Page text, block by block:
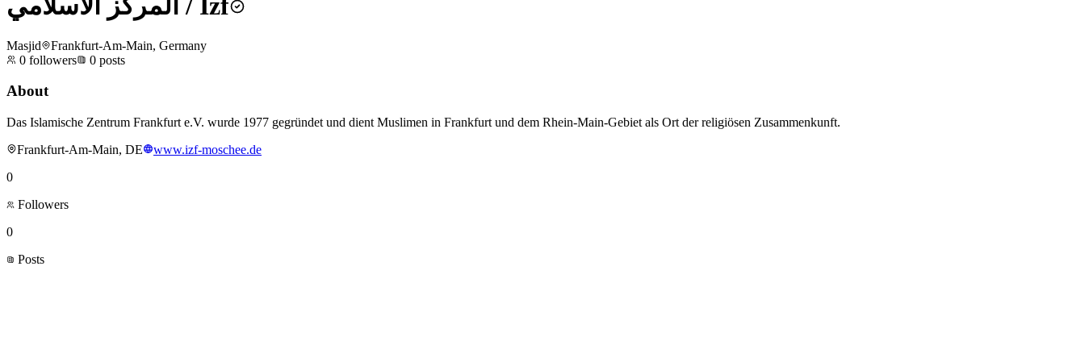
المركز الاسلامي / Izf
Masjid
Frankfurt-Am-Main, Germany
0 followers 0 posts
About
Das Islamische Zentrum Frankfurt e.V. wurde 1977 gegründet und dient Muslimen in Frankfurt und dem Rhein-Main-Gebiet als Ort der religiösen Zusammenkunft.
Frankfurt-Am-Main, DE
www.izf-moschee.de
0
Followers
0
Posts